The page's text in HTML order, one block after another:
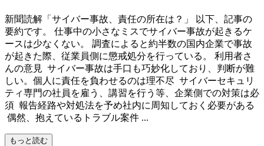
新聞読解「サイバー事故、責任の所在は？」 以下、記事の
要約です。 仕事中の小さなミスでサイバー事故が起きるケ
ースは少なくない。 調査によると約半数の国内企業で事故
が起きた際、従業員側に懲戒処分を行っている。 利用者さ
んの意見 サイバー事故は手口も巧妙化しており、判断が難
しい。個人に責任を負わせるのは理不尽 サイバーセキュリ
ティ専門の社員を雇う、講習を行う等、企業側での対策は必
須 報告経路や対処法を予め社内に周知しておく必要がある
偶然、抱えているトラブル案件 ...
もっと読む